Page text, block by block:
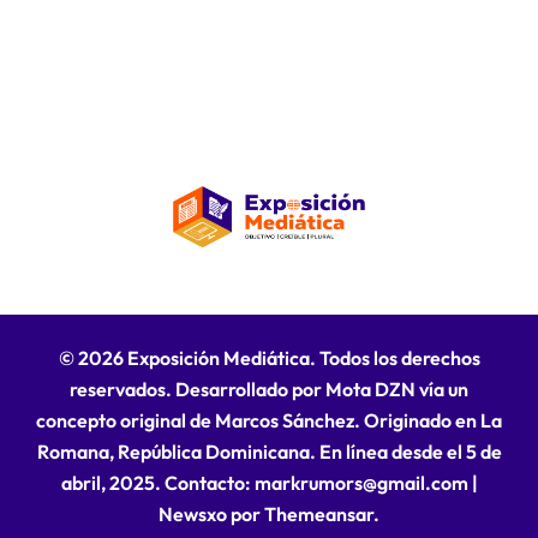
© 2026 Exposición Mediática. Todos los derechos
reservados. Desarrollado por Mota DZN vía un
concepto original de Marcos Sánchez. Originado en La
Romana, República Dominicana. En línea desde el 5 de
abril, 2025. Contacto: markrumors@gmail.com |
Newsxo porThemeansar.